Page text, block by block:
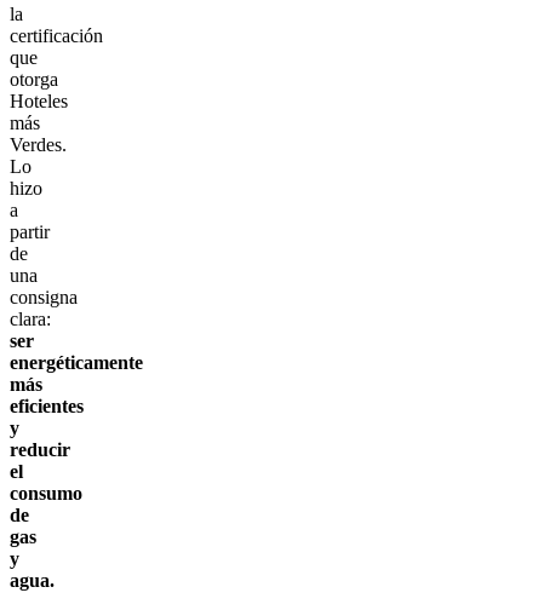
la
certificación
que
otorga
Hoteles
más
Verdes.
Lo
hizo
a
partir
de
una
consigna
clara:
ser
energéticamente
más
eficientes
y
reducir
el
consumo
de
gas
y
agua.